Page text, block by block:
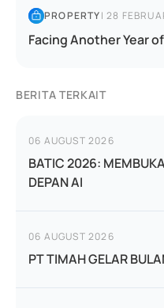
PROPERTY|28
Facing Another Year
BERITA TERKAIT
06 AUGUST 2026
BATIC 2026:
DEPAN AI
06 AUGUST 2026
PT TIMAH GELAR